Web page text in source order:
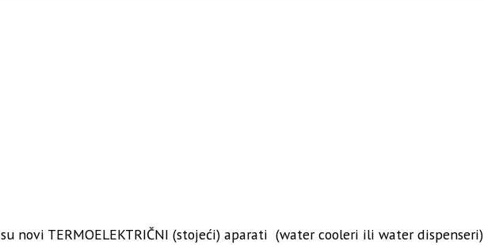
su novi TERMOELEKTRIČNI (stojeći) aparati (water cooleri ili water dispenseri)